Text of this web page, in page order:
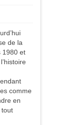
de la
1980 et
comme
en
tout